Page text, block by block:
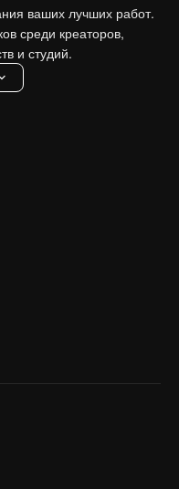
ваших лучших работ.
среди креаторов,
и студий.